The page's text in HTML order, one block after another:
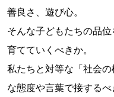
善良さ、遊び心。
そんな子どもたちの品
育てていくべきか。
私たちと対等な「社会
な態度や言葉で接するべ